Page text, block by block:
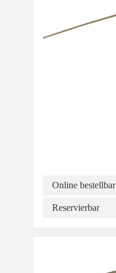
Online bestellbar
Reservierbar